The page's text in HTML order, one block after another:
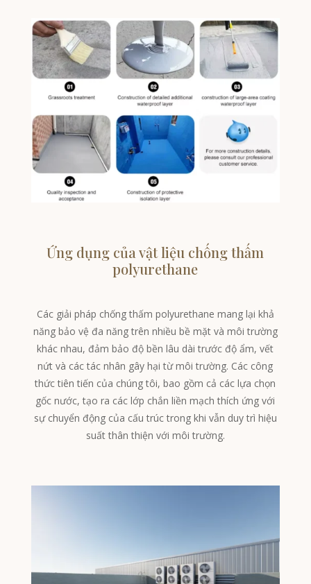
Ứng dụng của vật liệu chống thấm
polyurethane
Các giải pháp chống thấm polyurethane mang lại khả
năng bảo vệ đa năng trên nhiều bề mặt và môi trường
khác nhau, đảm bảo độ bền lâu dài trước độ ẩm, vết
nứt và các tác nhân gây hại từ môi trường. Các công
thức tiên tiến của chúng tôi, bao gồm cả các lựa chọn
gốc nước, tạo ra các lớp chắn liền mạch thích ứng với
sự chuyển động của cấu trúc trong khi vẫn duy trì hiệu
suất thân thiện với môi trường.